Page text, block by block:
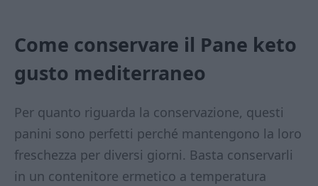
Come conservare il Pane keto
gusto mediterraneo
Per quanto riguarda la conservazione, questi
panini sono perfetti perché mantengono la loro
freschezza per diversi giorni. Basta conservarli
in un contenitore ermetico a temperatura